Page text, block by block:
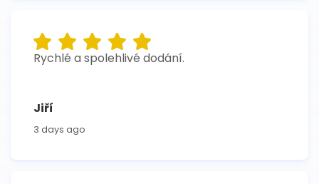
Rychlé a spolehlivé dodání.
Jiří
3 days ago